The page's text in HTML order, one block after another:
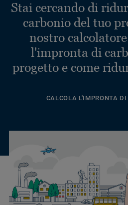
Stai cercando di
carbonio del tuo
nostro
l'impronta di
progetto e come
CALCOLA L'IMPRONTA